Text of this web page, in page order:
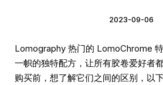
2023-09-06
Lomography 热门的 LomoChrome
一帜的独特配方，让所有胶卷爱好者
购买前，想了解它们之间的区别，以